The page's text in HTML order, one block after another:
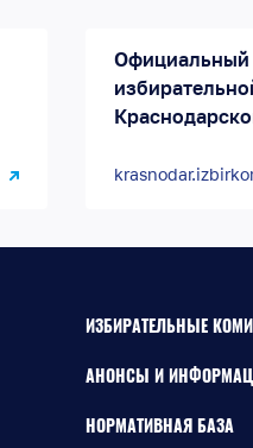
Официальный
ИЗБИРАТЕЛЬНЫЕ
АНОНСЫ И
НОРМАТИВНАЯ БАЗА